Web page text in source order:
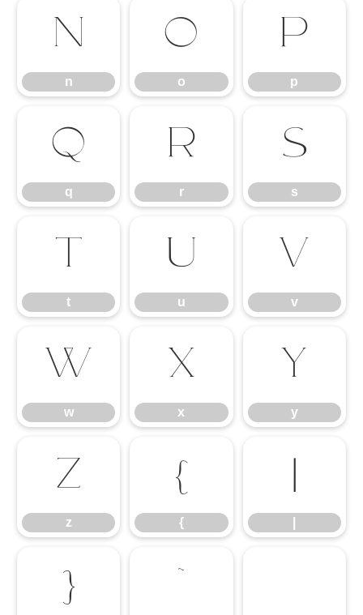
n
n
o
o
p
p
q
q
r
r
s
s
t
t
u
u
v
v
w
w
x
x
y
y
z
z
{
{
|
} ~